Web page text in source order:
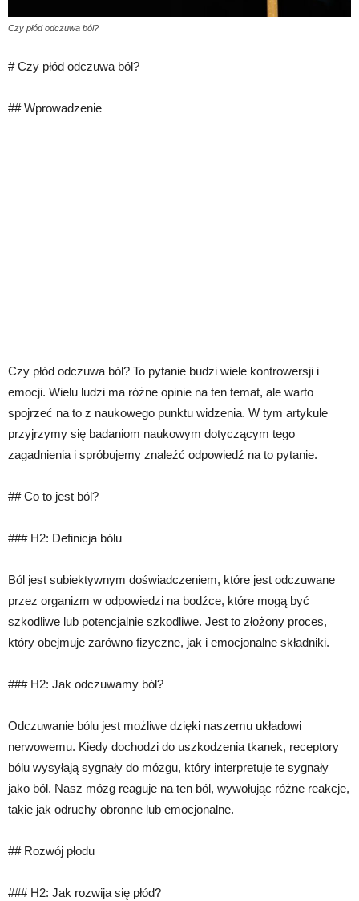
Czy płód odczuwa ból?
# Czy płód odczuwa ból?
## Wprowadzenie
Czy płód odczuwa ból? To pytanie budzi wiele kontrowersji i
emocji. Wielu ludzi ma różne opinie na ten temat, ale warto
spojrzeć na to z naukowego punktu widzenia. W tym artykule
przyjrzymy się badaniom naukowym dotyczącym tego
zagadnienia i spróbujemy znaleźć odpowiedź na to pytanie.
## Co to jest ból?
### H2: Definicja bólu
Ból jest subiektywnym doświadczeniem, które jest odczuwane
przez organizm w odpowiedzi na bodźce, które mogą być
szkodliwe lub potencjalnie szkodliwe. Jest to złożony proces,
który obejmuje zarówno fizyczne, jak i emocjonalne składniki.
### H2: Jak odczuwamy ból?
Odczuwanie bólu jest możliwe dzięki naszemu układowi
nerwowemu. Kiedy dochodzi do uszkodzenia tkanek, receptory
bólu wysyłają sygnały do mózgu, który interpretuje te sygnały
jako ból. Nasz mózg reaguje na ten ból, wywołując różne reakcje,
takie jak odruchy obronne lub emocjonalne.
## Rozwój płodu
### H2: Jak rozwija się płód?